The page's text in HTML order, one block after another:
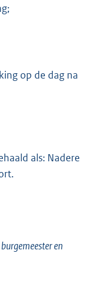
op de dag na
als: Nadere
en